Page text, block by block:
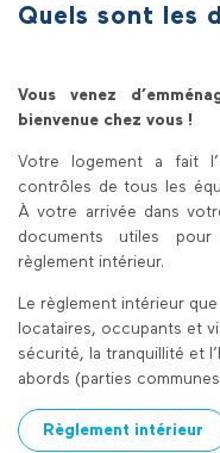
Quels sont les
Vous venez
bienvenue chez vous !
Votre logement a fait
contrôles de tous les
À votre arrivée dans
documents utiles
règlement intérieur.
Le règlement intérieur
locataires, occupants et
sécurité, la tranquillité et
abords (parties
Règlement intérieur